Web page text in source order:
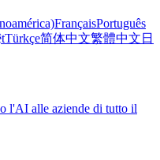
FrançaisPortuguês
Türkçe简体中文繁體中文 日
l'AI alle aziende di tutto il